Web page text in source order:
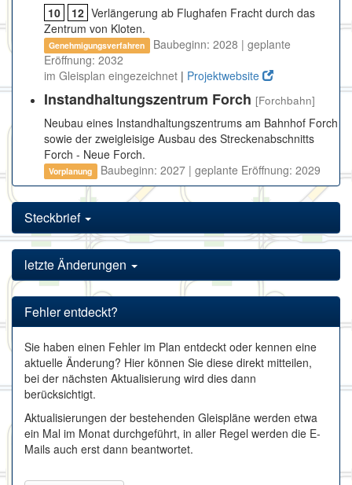
10 12 Verlängerung ab Flughafen Fracht durch das
Zentrum von Kloten.
Genehmigungsverfahren
Baubeginn: 2028 | geplante
Eröffnung: 2032
im Gleisplan eingezeichnet | Projektwebsite
Instandhaltungszentrum Forch [Forchbahn]
Neubau eines Instandhaltungszentrums am Bahnhof Forch
sowie der zweigleisige Ausbau des Streckenabschnitts
Forch - Neue Forch.
Vorplanung Baubeginn: 2027 | geplante Eröffnung: 2029
Steckbrief
letzte Änderungen
Fehler entdeckt?
Sie haben einen Fehler im Plan entdeckt oder kennen eine
aktuelle Änderung? Hier können Sie diese direkt mitteilen,
bei der nächsten Aktualisierung wird dies dann
berücksichtigt.
Aktualisierungen der bestehenden Gleispläne werden etwa
ein Mal im Monat durchgeführt, in aller Regel werden die E-
Mails auch erst dann beantwortet.